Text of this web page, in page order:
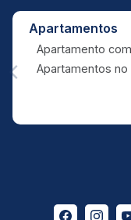
Apartamentos
Apartamento
Apartamentos